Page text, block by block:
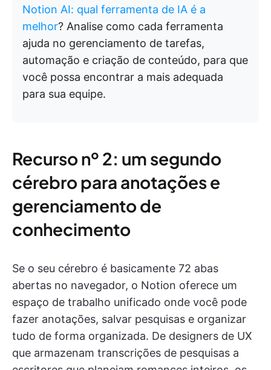
Notion AI: qual ferramenta de IA é a
melhor? Analise como cada ferramenta
ajuda no gerenciamento de tarefas,
automação e criação de conteúdo, para que
você possa encontrar a mais adequada
para sua equipe.
Recurso nº 2: um segundo
cérebro para anotações e
gerenciamento de
conhecimento
Se o seu cérebro é basicamente 72 abas
abertas no navegador, o Notion oferece um
espaço de trabalho unificado onde você pode
fazer anotações, salvar pesquisas e organizar
tudo de forma organizada. De designers de UX
que armazenam transcrições de pesquisas a